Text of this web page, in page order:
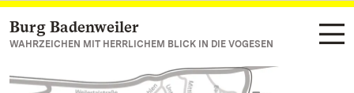
Zum Hauptinhalt springen
Burg Badenweiler
WAHRZEICHEN MIT HERRLICHEM BLICK IN DIE VOGESEN